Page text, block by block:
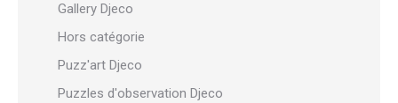
Gallery Djeco
Hors catégorie
Puzz'art Djeco
Puzzles d'observation Djeco